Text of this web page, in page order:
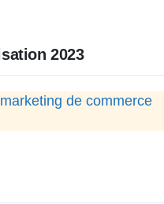
2023
de commerce